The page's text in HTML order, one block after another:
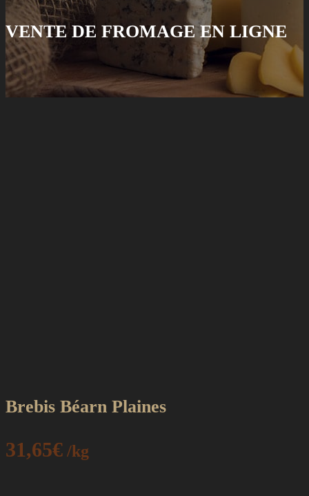
VENTE DE FROMAGE EN LIGNE
Brebis Béarn Plaines
31,65€ /kg